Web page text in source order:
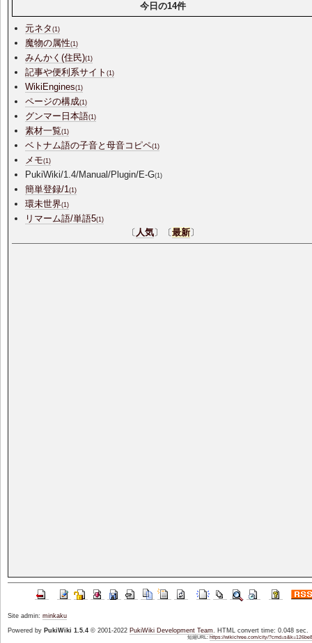
今日の14件
元ネタ(1)
魔物の属性(1)
みんかく(住民)(1)
記事や便利系サイト(1)
WikiEngines(1)
ページの構成(1)
グンマー日本語(1)
素材一覧(1)
ベトナム語の子音と母音コピペ(1)
メモ(1)
PukiWiki/1.4/Manual/Plugin/E-G(1)
簡単登録/1(1)
環未世界(1)
リマーム語/単語5(1)
〔 人気〕〔最新〕
Site admin: minkaku
Powered by PukiWiki 1.5.4© 2001-2022 PukiWiki Development Team. HTML convert time: 0.048 sec.
短縮URL:https://wikichree.com/city/